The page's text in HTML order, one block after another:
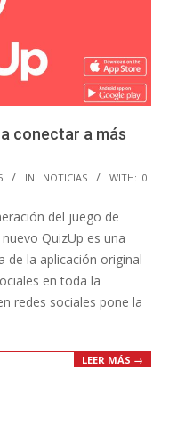
conectar a más
IN: NOTICIAS WITH: 0
del juego de
QuizUp es una
de la aplicación original
en toda la
redes sociales pone la
LEER MÁS →